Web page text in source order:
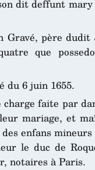
dit deffunt mary
père dudit
que
du 6 juin 1655.
faite par
mariage, et
enfans
le duc de
notaires à Paris.